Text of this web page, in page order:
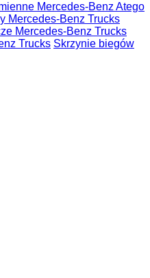
Mercedes-Benz Atego
Mercedes-Benz Trucks
Mercedes-Benz Trucks
Trucks Skrzynie biegów